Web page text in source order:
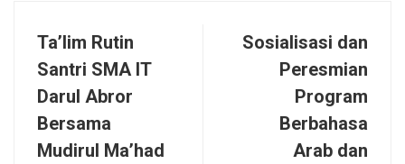
Ta’lim Rutin
Santri SMA IT
Darul Abror
Bersama
Mudirul Ma’had
Sosialisasi dan
Peresmian
Program
Berbahasa
Arab dan